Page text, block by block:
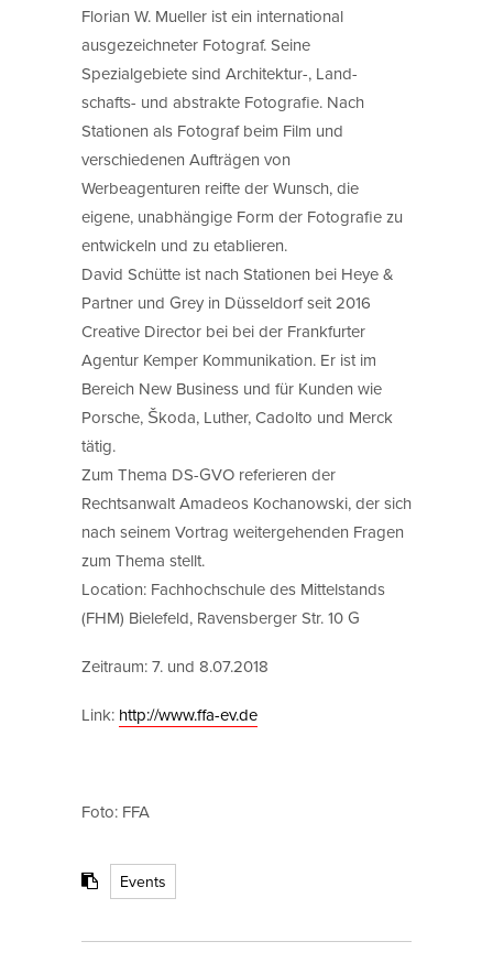
Florian W. Mueller ist ein international
ausgezeichneter Fotograf. Seine
Spezialgebiete sind Architektur-, Land-
schafts- und abstrakte Fotografie. Nach
Stationen als Fotograf beim Film und
verschiedenen Aufträgen von
Werbeagenturen reifte der Wunsch, die
eigene, unabhängige Form der Fotografie zu
entwickeln und zu etablieren.
David Schütte ist nach Stationen bei Heye &
Partner und Grey in Düsseldorf seit 2016
Creative Director bei bei der Frankfurter
Agentur Kemper Kommunikation. Er ist im
Bereich New Business und für Kunden wie
Porsche, Škoda, Luther, Cadolto und Merck
tätig.
Zum Thema DS-GVO referieren der
Rechtsanwalt Amadeos Kochanowski, der sich
nach seinem Vortrag weitergehenden Fragen
zum Thema stellt.
Location: Fachhochschule des Mittelstands
(FHM) Bielefeld, Ravensberger Str. 10 G
Zeitraum: 7. und 8.07.2018
Link: http://www.ffa-ev.de
Foto: FFA
Events